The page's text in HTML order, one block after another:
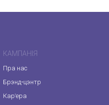
КАМПАНІЯ
Пра нас
Брэнд-цэнтр
Кар'ера